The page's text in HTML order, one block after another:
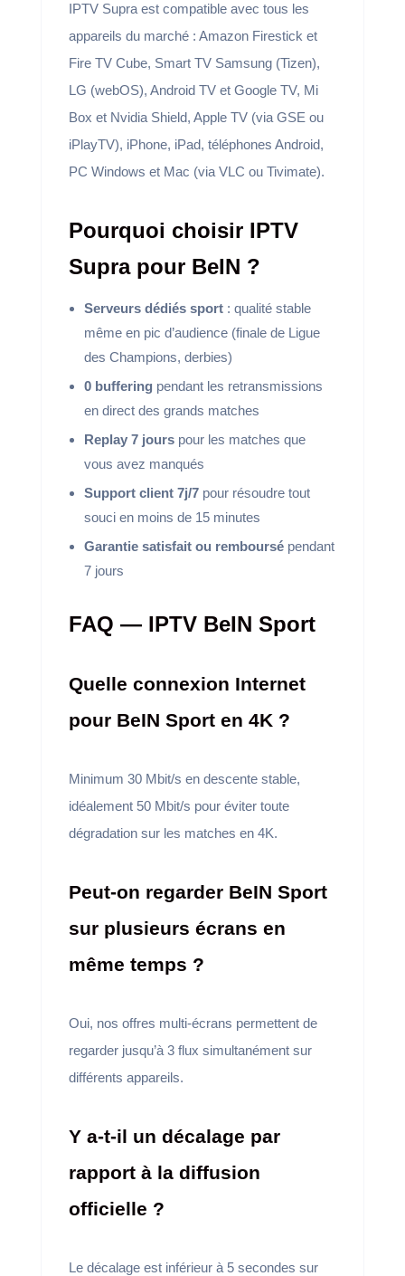
IPTV Supra est compatible avec tous les
appareils du marché : Amazon Firestick et
Fire TV Cube, Smart TV Samsung (Tizen),
LG (webOS), Android TV et Google TV, Mi
Box et Nvidia Shield, Apple TV (via GSE ou
iPlayTV), iPhone, iPad, téléphones Android,
PC Windows et Mac (via VLC ou Tivimate).
Pourquoi choisir IPTV
Supra pour BeIN ?
Serveurs dédiés sport: qualité stable
même en pic d’audience (finale de Ligue
des Champions, derbies)
0 buffering pendant les retransmissions
en direct des grands matches
Replay 7 jourspour les matches que
vous avez manqués
Support client 7j/7pour résoudre tout
souci en moins de 15 minutes
Garantie satisfait ou remboursépendant
7 jours
FAQ — IPTV BeIN Sport
Quelle connexion Internet
pour BeIN Sport en 4K ?
Minimum 30 Mbit/s en descente stable,
idéalement 50 Mbit/s pour éviter toute
dégradation sur les matches en 4K.
Peut-on regarder BeIN Sport
sur plusieurs écrans en
même temps ?
Oui, nos offres multi-écrans permettent de
regarder jusqu’à 3 flux simultanément sur
différents appareils.
Y a-t-il un décalage par
rapport à la diffusion
officielle ?
Le décalage est inférieur à 5 secondes sur